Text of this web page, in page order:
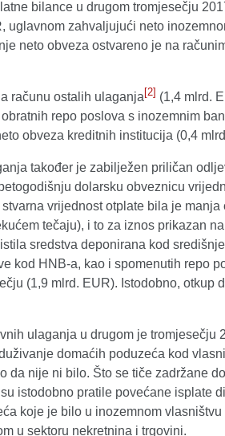
bilance u drugom tromjesečju
uglavnom zahvaljujući neto
neto obveza ostvareno je na
računu ostalih ulaganja[2] (1,4 mlrd.
repo poslova s inozemnim
obveza kreditnih institucija (0,4
također je zabilježen priličan
dolarsku obveznicu
vrijednost otplate bila je
tečaju), i to za iznos prikazan
sredstva deponirana kod
kod HNB-a, kao i spomenutih repo
(1,9 mlrd. EUR). Istodobno,
ulaganja u drugom je
domaćih poduzeća kod
da nije ni bilo. Što se tiče zadržane
istodobno pratile povećane isplate
koje je bilo u inozemnom
u sektoru nekretnina i trgovini.